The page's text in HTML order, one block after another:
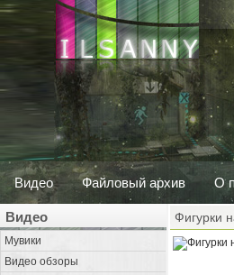
Видео Файловый архив О
Видео
Мувики
Видео обзоры
Фигурки